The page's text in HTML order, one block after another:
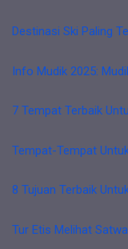
Destinasi Ski Paling
Info Mudik 2025:
7 Tempat Terbaik
Tempat-Tempat
8 Tujuan Terbaik
Tur Etis Melihat